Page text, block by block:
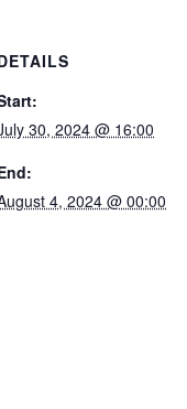
30, 2024 @ 16:00
4, 2024 @ 00:00